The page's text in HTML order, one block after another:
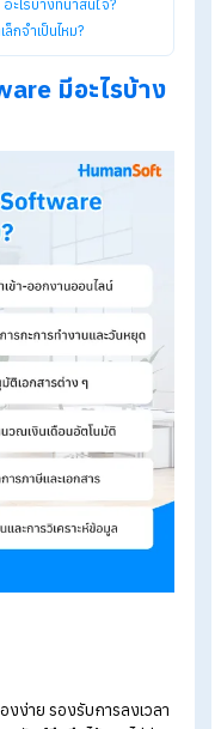
บ้าง
น ๆ อะไรบ้างที่น่าสนใจ?
าดเล็กจำเป็นไหม?
มีอะไรบ้